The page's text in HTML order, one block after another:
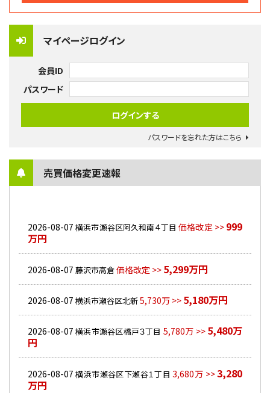
マイページログイン
会員ID
パスワード
パスワードを忘れた方はこちら
売買価格変更速報
2026-08-07 横浜市瀬谷区阿久和南４丁目 価格改定 >> 999
万円
2026-08-07 藤沢市高倉価格改定 >> 5,299万円
2026-08-07 横浜市瀬谷区北新5,730万 >> 5,180万円
2026-08-07 横浜市瀬谷区橋戸３丁目 5,780万 >> 5,480万
円
2026-08-07 横浜市瀬谷区下瀬谷１丁目 3,680万 >>3,280
万円